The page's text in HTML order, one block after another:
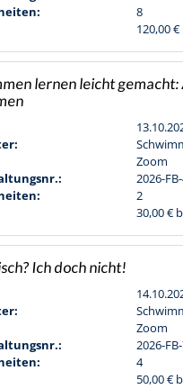
8
120,00
lernen leicht
Zoom
2026-
2
30,00 €
Ich doch nicht!
Zoom
2026-
4
50,00 €